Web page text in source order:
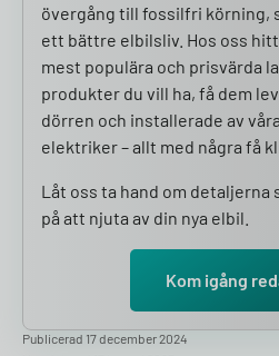
övergång till fossilfri körning,
ett bättre elbilsliv. Hos oss
mest populära och prisvärda
produkter du vill ha, få dem
dörren och installerade av
elektriker – allt med några få
Låt oss ta hand om detaljerna
på att njuta av din nya elbil.
Kom igång
Publicerad 17 december 2024